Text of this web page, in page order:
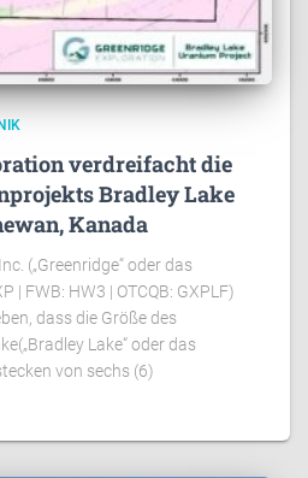
verdreifacht die
Bradley Lake
Kanada
(„Greenridge“ oder das
| FWB: HW3 | OTCQB: GXPLF)
dass die Größe des
Lake“ oder das
von sechs (6)